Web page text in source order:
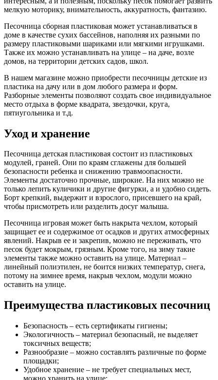
мелкую моторику, внимательность, аккуратность, фантазию.
Песочница сборная пластиковая может устанавливаться в
доме в качестве сухих бассейнов, наполняя их разными по
размеру пластиковыми шариками или мягкими игрушками.
Также их можно устанавливать на улице – на даче, возле
домов, на территории детских садов, школ.
В нашем магазине можно приобрести песочницы детские из
пластика на дачу или в дом любого размера и форм.
Разборные элементы позволяют создать свое индивидуальное
место отдыха в форме квадрата, звездочки, круга,
пятиугольника и т.д.
Уход и хранение
Песочница детская пластиковая состоит из пластиковых
модулей, граней. Они по краям сглажены для большей
безопасности ребенка и снижению травмоопасности.
Элементы достаточно прочные, широкие. На них можно не
только лепить куличики и другие фигурки, а и удобно сидеть.
Борт крепкий, выдержит и взрослого, присевшего на край,
чтобы присмотреть или разделить досуг малыша.
Песочница игровая может быть накрыта чехлом, который
защищает ее и содержимое от осадков и других атмосферных
явлений. Накрыв ее и закрепив, можно не переживать, что
песок будет мокрым, грязным. Кроме того, на зиму такие
элементы также можно оставить на улице. Материал –
линейный полиэтилен, не боится низких температур, снега,
потому на зимнее время, накрыв чехлом, модули можно
оставить на улице.
Преимущества пластиковых песочниц
Безопасность – есть сертификаты гигиены;
Экологичность – материал безопасный, не выделяет
токсичных веществ;
Разнообразие – можно составлять различные по форме
площадки;
Удобное хранение – не требует специальных мест,